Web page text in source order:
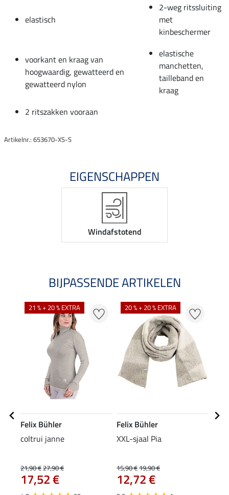
elastisch
2-weg ritssluiting
met
kinbeschermer
voorkant en kraag van
hoogwaardig, gewatteerd en
gewatteerd nylon
elastische
manchetten,
tailleband en
kraag
2 ritszakken vooraan
Artikelnr.: 653670-XS-S
EIGENSCHAPPEN
Windafstotend
BIJPASSENDE ARTIKELEN
21 % + 20 % EXTRA
Felix Bühler
coltrui janne
21,90 €27,90 €
17,52 €
20 % + 20 % EXTRA
Felix Bühler
XXL-sjaal Pia
15,90 €19,90 €
12,72 €